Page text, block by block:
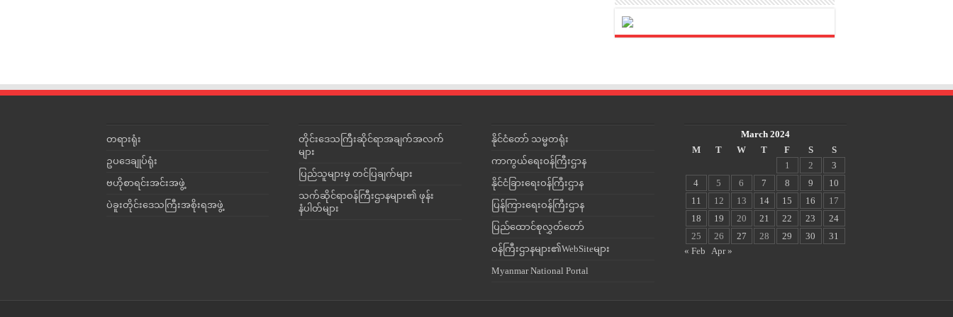
တရားရုံး
ဥပဒေချုပ်ရုံး
ဗဟိုစာရင်းအင်းအဖွဲ့
ပဲခူးတိုင်းဒေသကြီးအစိုးရအဖွဲ့
တိုင်းဒေသကြီးဆိုင်ရာအချက်အလက်
များ
ပြည်သူများမှ တင်ပြချက်များ
သက်ဆိုင်ရာဝန်ကြီးဌာနများ၏ ဖုန်း
နံပါတ်များ
နိုင်ငံတော် သမ္မတရုံး
ကာကွယ်ရေးဝန်ကြီးဌာန
နိုင်ငံခြားရေးဝန်ကြီးဌာန
ပြန်ကြားရေးဝန်ကြီးဌာန
ပြည်ထောင်စုလွှတ်တော်
ဝန်ကြီးဌာနများ၏WebSiteများ
Myanmar National Portal
March 2024
M
T W T F S
S
1
2
3
4
5 6 7 8 9
10
11
12 13 14 15 16
17
18
19 20 21 22 23
24
25
26 27 28 29 30
31
« Feb
Apr »